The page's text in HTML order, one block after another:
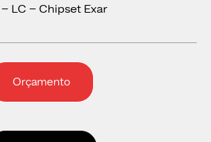
– LC – Chipset Exar
Orçamento